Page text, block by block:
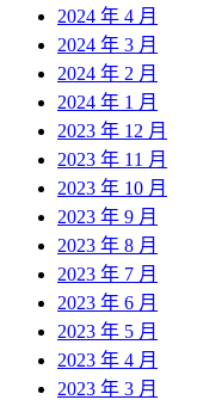
2024 年 4 月
2024 年 3 月
2024 年 2 月
2024 年 1 月
2023 年 12 月
2023 年 11 月
2023 年 10 月
2023 年 9 月
2023 年 8 月
2023 年 7 月
2023 年 6 月
2023 年 5 月
2023 年 4 月
2023 年 3 月